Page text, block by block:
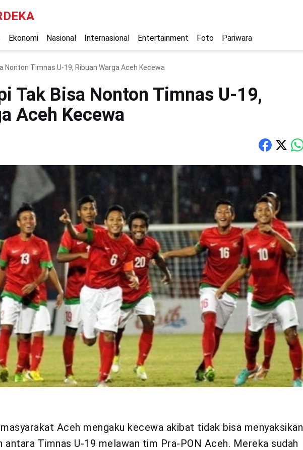
Ekonomi Nasional Internasional Entertainment Foto Pariwara
Nonton Timnas U-19, Ribuan Warga Aceh Kecewa
Tak Bisa Nonton Timnas U-19,
Aceh Kecewa
Aceh mengaku kecewa akibat tidak bisa menyaksikan
antara Timnas U-19 melawan tim Pra-PON Aceh. Mereka sudah